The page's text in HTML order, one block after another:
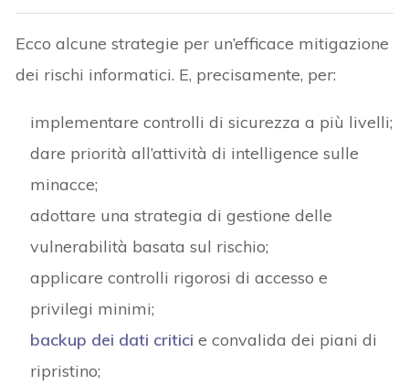
Ecco alcune strategie per un’efficace mitigazione
dei rischi informatici. E, precisamente, per:
implementare controlli di sicurezza a più livelli;
dare priorità all’attività di intelligence sulle
minacce;
adottare una strategia di gestione delle
vulnerabilità basata sul rischio;
applicare controlli rigorosi di accesso e
privilegi minimi;
backup dei dati critici e convalida dei piani di
ripristino;